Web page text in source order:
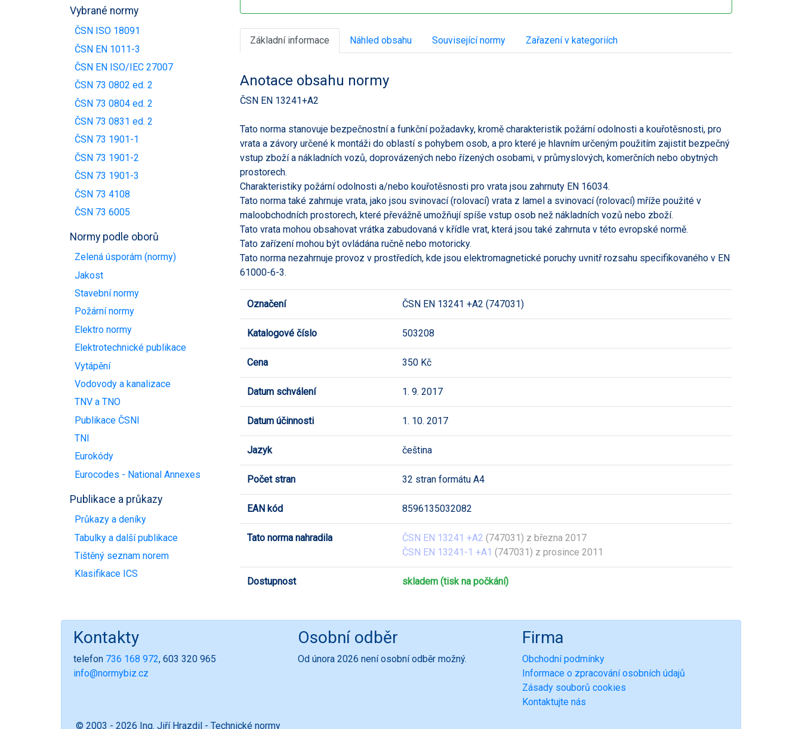
Vybrané normy
ČSN ISO 18091
ČSN EN 1011-3
ČSN EN ISO/IEC 27007
ČSN 73 0802 ed. 2
ČSN 73 0804 ed. 2
ČSN 73 0831 ed. 2
ČSN 73 1901-1
ČSN 73 1901-2
ČSN 73 1901-3
ČSN 73 4108
ČSN 73 6005
Normy podle oborů
Zelená úsporám (normy)
Jakost
Stavební normy
Požární normy
Elektro normy
Elektrotechnické publikace
Vytápění
Vodovody a kanalizace
TNV a TNO
Publikace ČSNI
TNI
Eurokódy
Eurocodes - National Annexes
Publikace a průkazy
Průkazy a deníky
Tabulky a další publikace
Tištěný seznam norem
Klasifikace ICS
Základní informace Náhled obsahu Související normy Zařazení v kategoriích
Anotace obsahu normy
ČSN EN 13241+A2
Tato norma stanovuje bezpečnostní a funkční požadavky, kromě charakteristik požární odolnosti a kouřotěsnosti, pro
vrata a závory určené k montáži do oblastí s pohybem osob, a pro které je hlavním určeným použitím zajistit bezpečný
vstup zboží a nákladních vozů, doprovázených nebo řízených osobami, v průmyslových, komerčních nebo obytných
prostorech.
Charakteristiky požární odolnosti a/nebo kouřotěsnosti pro vrata jsou zahrnuty EN 16034.
Tato norma také zahrnuje vrata, jako jsou svinovací (rolovací) vrata z lamel a svinovací (rolovací) mříže použité v
maloobchodních prostorech, které převážně umožňují spíše vstup osob než nákladních vozů nebo zboží.
Tato vrata mohou obsahovat vrátka zabudovaná v křídle vrat, která jsou také zahrnuta v této evropské normě.
Tato zařízení mohou být ovládána ručně nebo motoricky.
Tato norma nezahrnuje provoz v prostředích, kde jsou elektromagnetické poruchy uvnitř rozsahu specifikovaného v EN
61000-6-3.
Označení ČSN EN 13241 +A2 (747031)
Katalogové číslo 503208
Cena 350 Kč
Datum schválení 1. 9. 2017
Datum účinnosti 1. 10. 2017
Jazyk čeština
Počet stran 32 stran formátu A4
EAN kód 8596135032082
Tato norma nahradila ČSN EN 13241 +A2 (747031) z března 2017
ČSN EN 13241-1 +A1 (747031) z prosince 2011
Dostupnost skladem (tisk na počkání)
Kontakty
telefon 736 168 972, 603 320 965
info@normybiz.cz
Osobní odběr
Od února 2026 není osobní odběr možný.
Firma
Obchodní podmínky
Informace o zpracování osobních údajů
Zásady souborů cookies
Kontaktujte nás
© 2003 - 2026 Ing. Jiří Hrazdil - Technické normy